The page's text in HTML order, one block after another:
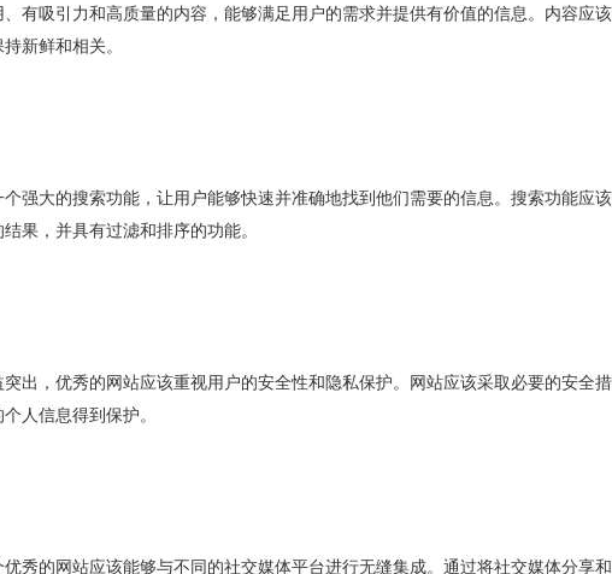
有吸引力和高质量的内容，能够满足用户的需求并提供有价值的信息。内容应
新鲜和相关。
强大的搜索功能，让用户能够快速并准确地找到他们需要的信息。搜索功能应
果，并具有过滤和排序的功能。
出，优秀的网站应该重视用户的安全性和隐私保护。网站应该采取必要的安全
人信息得到保护。
秀的网站应该能够与不同的社交媒体平台进行无缝集成。通过将社交媒体分享